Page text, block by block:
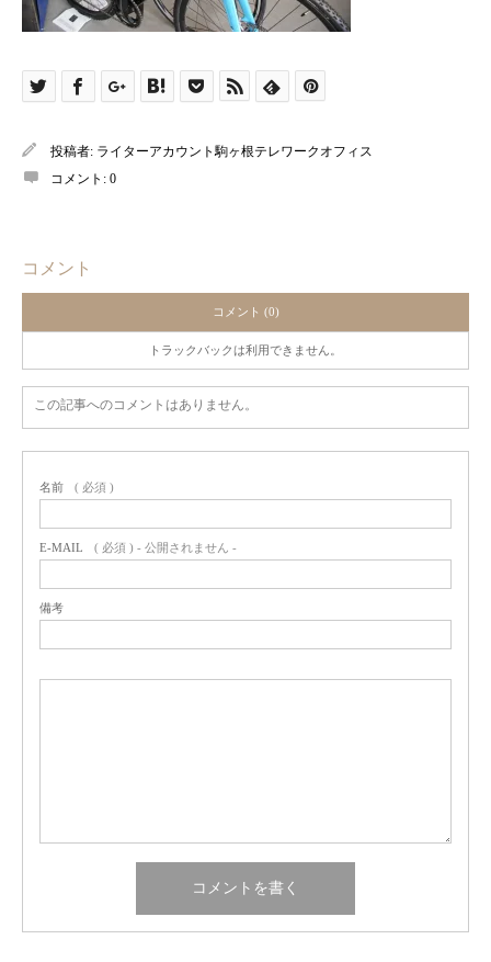
投稿者: ライターアカウント駒ヶ根テレワークオフィス
コメント: 0
コメント
コメント (0)
トラックバックは利用できません。
この記事へのコメントはありません。
名前 ( 必須 )
E-MAIL ( 必須 ) - 公開されません -
備考